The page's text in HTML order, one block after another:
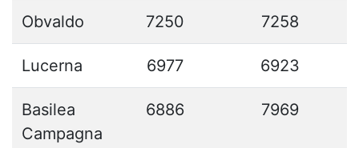
Obvaldo 7250 7258
Lucerna 6977 6923
Basilea
Campagna
6886 7969